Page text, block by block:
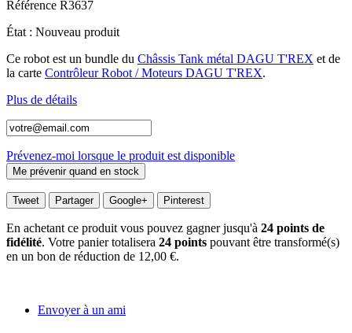
Référence R3637
État : Nouveau produit
Ce robot est un bundle du Châssis Tank métal DAGU T'REX et de
la carte Contrôleur Robot / Moteurs DAGU T'REX.
Plus de détails
Prévenez-moi lorsque le produit est disponible
Tweet Partager Google+ Pinterest
En achetant ce produit vous pouvez gagner jusqu'à 24 points de
fidélité. Votre panier totalisera 24 points pouvant être transformé(s)
en un bon de réduction de 12,00 €.
Envoyer à un ami